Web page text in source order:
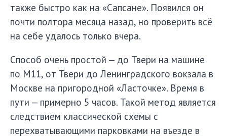
также быстро как на «Сапсане». Появился он
почти полтора месяца назад, но проверить всё
на себе удалось только вчера.
Способ очень простой — до Твери на машине
по М11, от Твери до Ленинградского вокзала в
Москве на пригородной «Ласточке». Время в
пути — примерно 5 часов. Такой метод является
следствием классической схемы с
перехватывающими парковками на въезде в